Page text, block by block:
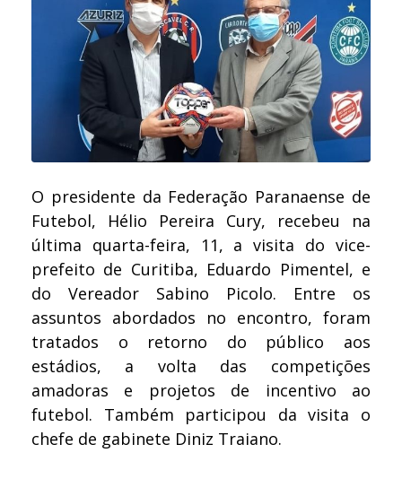
O presidente da Federação Paranaense de
Futebol, Hélio Pereira Cury, recebeu na
última quarta-feira, 11, a visita do vice-
prefeito de Curitiba, Eduardo Pimentel, e
do Vereador Sabino Picolo. Entre os
assuntos abordados no encontro, foram
tratados o retorno do público aos
estádios, a volta das competições
amadoras e projetos de incentivo ao
futebol. Também participou da visita o
chefe de gabinete Diniz Traiano.